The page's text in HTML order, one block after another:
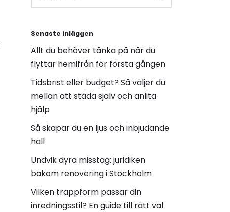
Senaste inläggen
Allt du behöver tänka på när du
flyttar hemifrån för första gången
Tidsbrist eller budget? Så väljer du
mellan att städa själv och anlita
hjälp
Så skapar du en ljus och inbjudande
hall
Undvik dyra misstag: juridiken
bakom renovering i Stockholm
Vilken trappform passar din
inredningsstil? En guide till rätt val